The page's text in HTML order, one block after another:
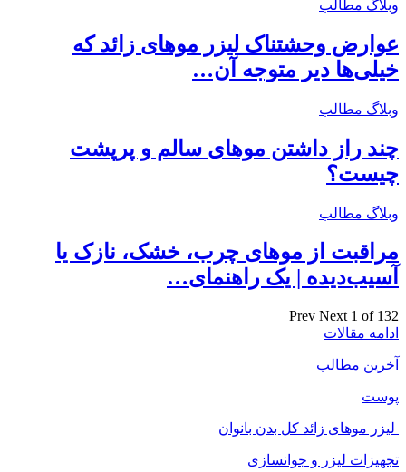
وبلاگ مطالب
عوارض وحشتناک لیزر موهای زائد که
خیلی‌ها دیر متوجه آن…
وبلاگ مطالب
چند راز داشتن موهای سالم و پرپشت
چیست؟
وبلاگ مطالب
مراقبت از موهای چرب، خشک، نازک یا
آسیب‌دیده | یک راهنمای…
Prev Next 1 of 132
ادامه مقالات
آخرین مطالب
پوست
لیزر موهای زائد کل بدن بانوان
تجهیزات لیزر و جوانسازی